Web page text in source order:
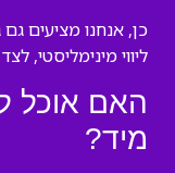
כן, אנחנו מציעים
ליווי מינימליסטי,
האם אוכל
מיד?